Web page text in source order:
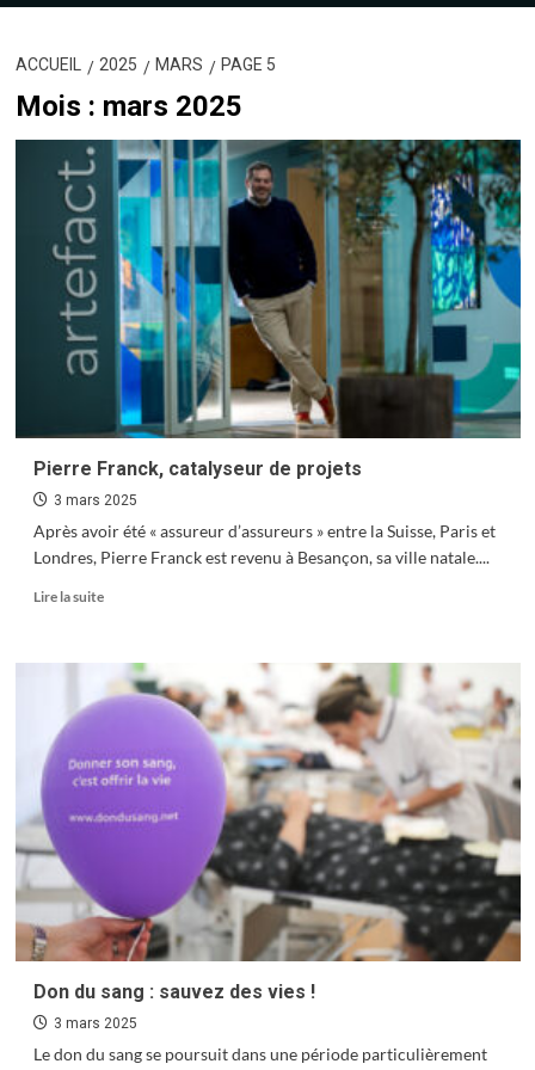
ACCUEIL 2025 MARS PAGE 5
Mois : mars 2025
Pierre Franck, catalyseur de projets
3 mars 2025
Après avoir été « assureur d’assureurs » entre la Suisse, Paris et
Londres, Pierre Franck est revenu à Besançon, sa ville natale....
Lire la suiteEn
Pierre
Franck,
projets
Don du sang : sauvez des vies !
3 mars 2025
Le don du sang se poursuit dans une période particulièrement